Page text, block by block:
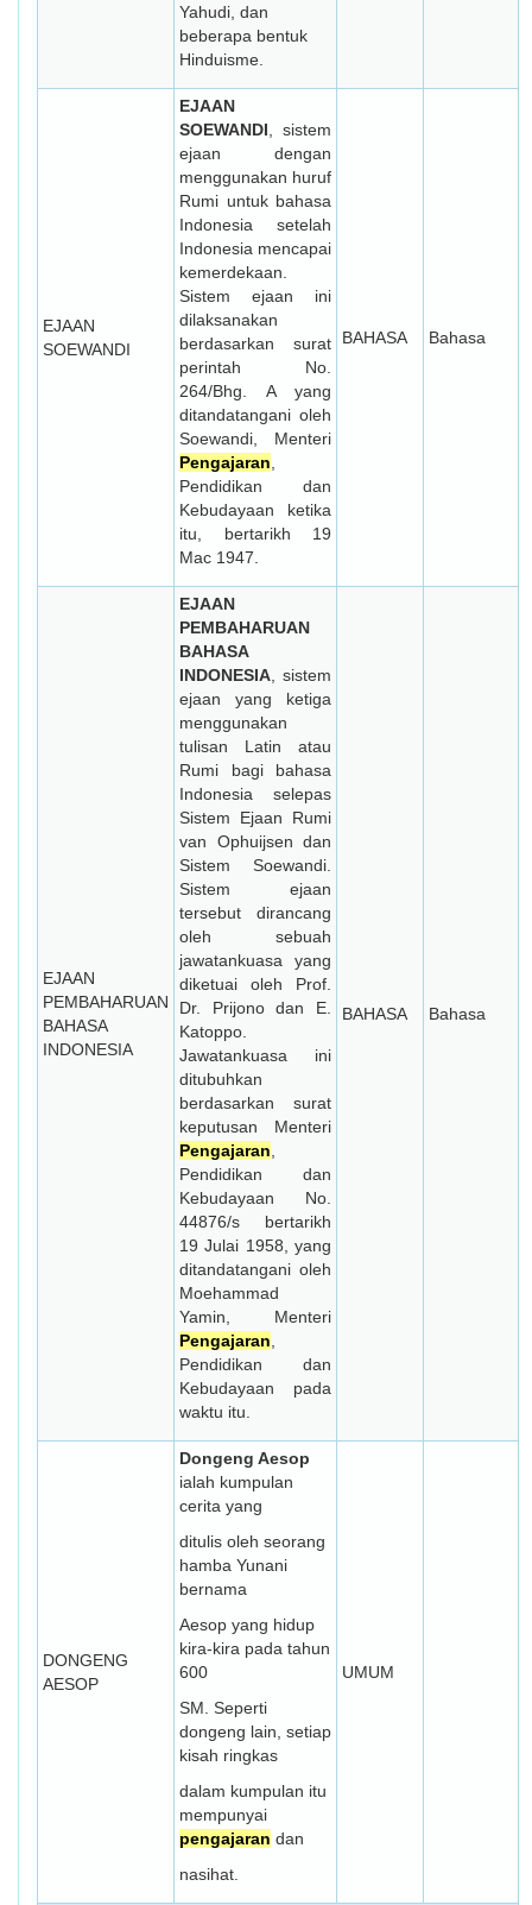
Yahudi, dan
beberapa bentuk
Hinduisme.
EJAAN
SOEWANDI
EJAAN
SOEWANDI , sistem
ejaan dengan
menggunakan huruf
Rumi untuk bahasa
Indonesia setelah
Indonesia mencapai
kemerdekaan.
Sistem ejaan ini
dilaksanakan
berdasarkan surat
perintah No.
264/Bhg. A yang
ditandatangani oleh
Soewandi, Menteri
Pengajaran
Pendidikan dan
Kebudayaan ketika
itu, bertarikh 19
Mac 1947.
BAHASA Bahasa
EJAAN
PEMBAHARUAN
BAHASA
INDONESIA
EJAAN
PEMBAHARUAN
BAHASA
INDONESIA , sistem
ejaan yang ketiga
menggunakan
tulisan Latin atau
Rumi bagi bahasa
Indonesia selepas
Sistem Ejaan Rumi
van Ophuijsen dan
Sistem Soewandi.
Sistem ejaan
tersebut dirancang
oleh sebuah
jawatankuasa yang
diketuai oleh Prof.
Dr. Prijono dan E.
Katoppo.
Jawatankuasa ini
ditubuhkan
berdasarkan surat
keputusan Menteri
Pengajaran
Pendidikan dan
Kebudayaan No.
44876/s bertarikh
19 Julai 1958, yang
ditandatangani oleh
Moehammad
Yamin, Menteri
Pengajaran
Pendidikan dan
Kebudayaan pada
waktu itu.
BAHASA Bahasa
DONGENG
AESOP
Dongeng Aesop
ialah kumpulan
cerita yang
ditulis oleh seorang
hamba Yunani
bernama
Aesop yang hidup
kira-kira pada tahun
600
SM. Seperti
dongeng lain, setiap
kisah ringkas
dalam kumpulan itu
mempunyai
pengajaran dan
nasihat.
UMUM